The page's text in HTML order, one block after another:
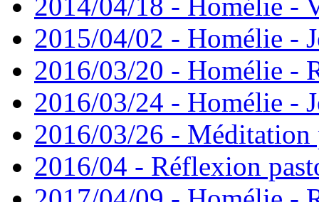
2015/04/02 - Homélie -
2016/03/20 - Homélie -
2016/03/24 - Homélie -
2016/03/26 - Méditation
2016/04 - Réflexion